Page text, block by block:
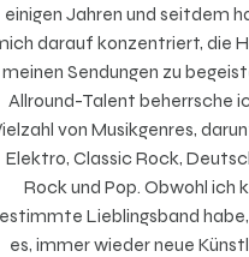
einigen Jahren und seitdem
darauf konzentriert, die
meinen Sendungen zu
Allround-Talent beherrsche
von Musikgenres,
Elektro, Classic Rock,
Rock und Pop. Obwohl ich
Lieblingsband
es, immer wieder neue